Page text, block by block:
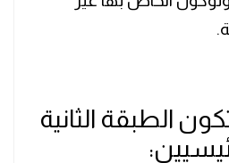
الطبقة الثانية